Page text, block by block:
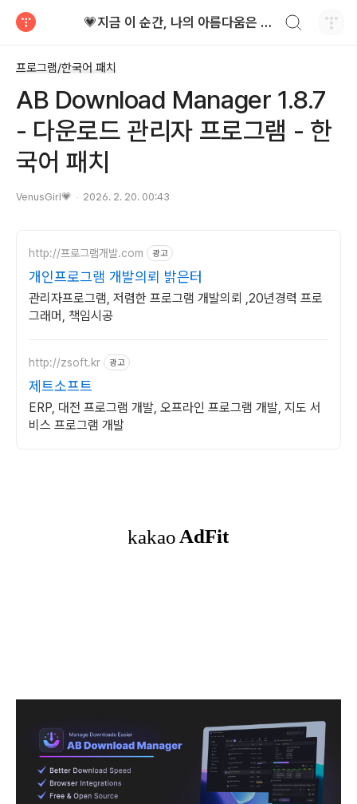
💗지금 이 순간, 나의 아름다움은 가장 빛난다!
프로그램/한국어 패치
AB Download Manager 1.8.7
- 다운로드 관리자 프로그램 - 한
국어 패치
VenusGirl💗 2026. 2. 20. 00:43
http://프로그램개발.com 광고
개인프로그램 개발의뢰 밝은터
관리자프로그램, 저렴한 프로그램 개발의뢰 ,20년경력 프로
그래머, 책임시공
http://zsoft.kr 광고
제트소프트
ERP, 대전 프로그램 개발, 오프라인 프로그램 개발, 지도 서
비스 프로그램 개발